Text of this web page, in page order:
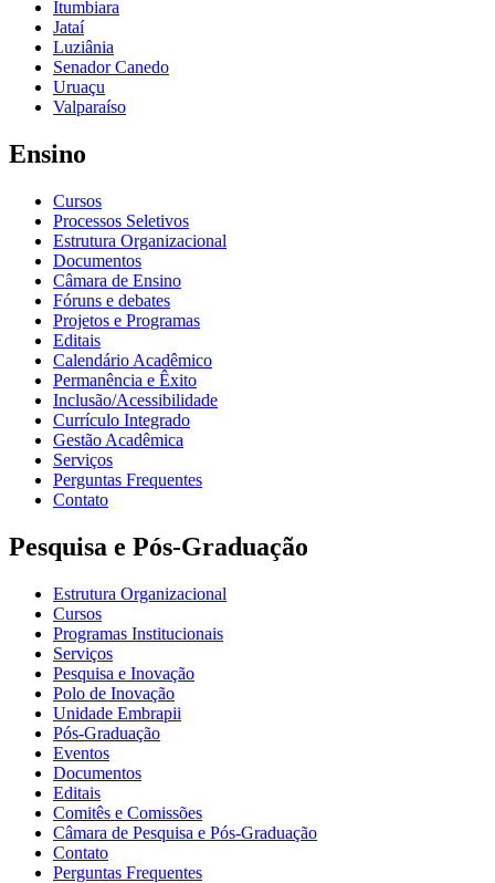
Itumbiara
Jataí
Luziânia
Senador Canedo
Uruaçu
Valparaíso
Ensino
Cursos
Processos Seletivos
Estrutura Organizacional
Documentos
Câmara de Ensino
Fóruns e debates
Projetos e Programas
Editais
Calendário Acadêmico
Permanência e Êxito
Inclusão/Acessibilidade
Currículo Integrado
Gestão Acadêmica
Serviços
Perguntas Frequentes
Contato
Pesquisa e Pós-Graduação
Estrutura Organizacional
Cursos
Programas Institucionais
Serviços
Pesquisa e Inovação
Polo de Inovação
Unidade Embrapii
Pós-Graduação
Eventos
Documentos
Editais
Comitês e Comissões
Câmara de Pesquisa e Pós-Graduação
Contato
Perguntas Frequentes